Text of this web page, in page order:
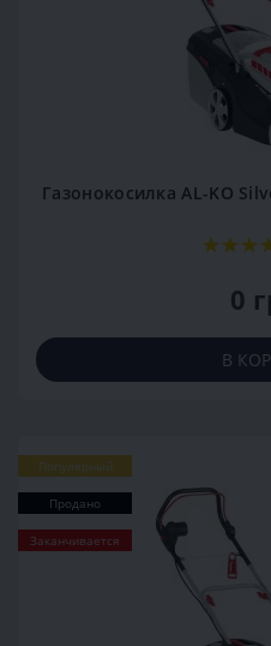
Газонокосилка AL-KO
0
В
Популярный
Продано
Заканчивается